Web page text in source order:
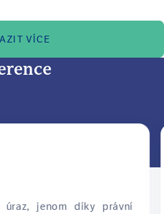
VÍCE
jenom díky právní